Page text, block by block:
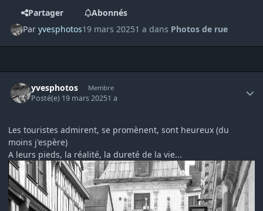
Partager
Abonnés
Paryvesphotos19 mars 20251 a dans Photos de rue
yvesphotos Membre
Posté(e) 19 mars 20251 a
Les touristes admirent, se promènent, sont heureux (du
moins j'espère)
A leurs pieds, la réalité, la dureté de la vie...